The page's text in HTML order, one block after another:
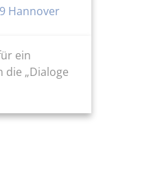
Hannover
ein
„Dialoge